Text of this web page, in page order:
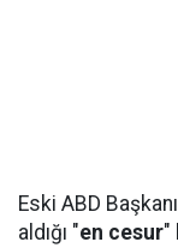
Eski ABD Başkanı
aldığı "en cesur"